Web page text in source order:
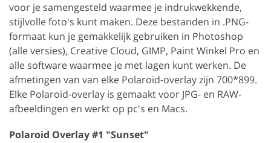
voor je samengesteld waarmee je indrukwekkende,
stijlvolle foto's kunt maken. Deze bestanden in .PNG-
formaat kun je gemakkelijk gebruiken in Photoshop
(alle versies), Creative Cloud, GIMP, Paint Winkel Pro en
alle software waarmee je met lagen kunt werken. De
afmetingen van van elke Polaroid-overlay zijn 700*899.
Elke Polaroid-overlay is gemaakt voor JPG- en RAW-
afbeeldingen en werkt op pc's en Macs.
Polaroid Overlay #1 "Sunset"